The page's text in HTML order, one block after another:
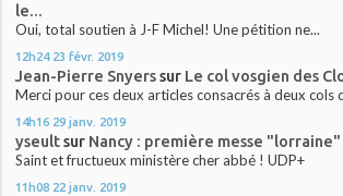
le...
Oui, total soutien à J-F Michel! Une pétition ne...
12h24 23 févr. 2019
Jean-Pierre Snyerssur Le col vosgien des
Merci pour ces deux articles consacrés à deux cols
14h16 29 janv. 2019
yseultsur Nancy : première messe
Saint et fructueux ministère cher abbé ! UDP+
11h08 22 janv. 2019